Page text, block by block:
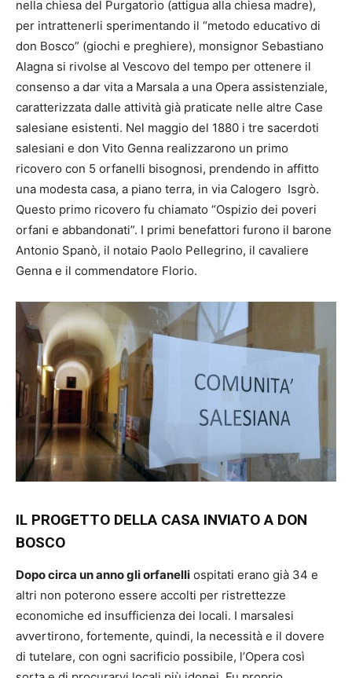
nella chiesa del Purgatorio (attigua alla chiesa madre),
per intrattenerli sperimentando il “metodo educativo di
don Bosco” (giochi e preghiere), monsignor Sebastiano
Alagna si rivolse al Vescovo del tempo per ottenere il
consenso a dar vita a Marsala a una Opera assistenziale,
caratterizzata dalle attività già praticate nelle altre Case
salesiane esistenti. Nel maggio del 1880 i tre sacerdoti
salesiani e don Vito Genna realizzarono un primo
ricovero con 5 orfanelli bisognosi, prendendo in affitto
una modesta casa, a piano terra, in via Calogero Isgrò.
Questo primo ricovero fu chiamato “Ospizio dei poveri
orfani e abbandonati”. I primi benefattori furono il barone
Antonio Spanò, il notaio Paolo Pellegrino, il cavaliere
Genna e il commendatore Florio.
IL PROGETTO DELLA CASA INVIATO A DON
BOSCO
Dopo circa un anno gli orfanelli ospitati erano già 34 e
altri non poterono essere accolti per ristrettezze
economiche ed insufficienza dei locali. I marsalesi
avvertirono, fortemente, quindi, la necessità e il dovere
di tutelare, con ogni sacrificio possibile, l’Opera così